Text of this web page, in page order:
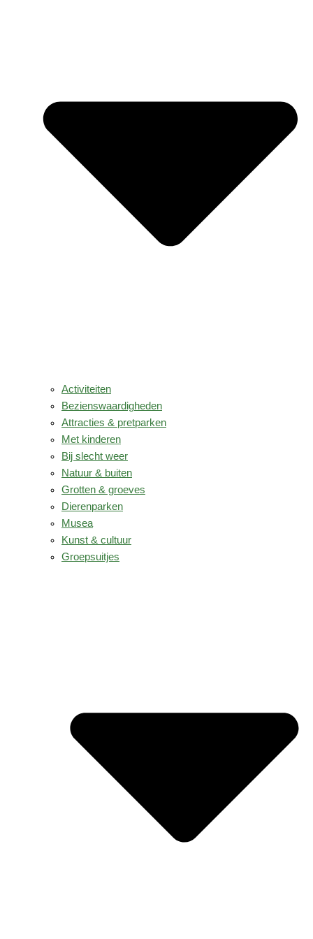
Activiteiten
Bezienswaardigheden
Attracties & pretparken
Met kinderen
Bij slecht weer
Natuur & buiten
Grotten & groeves
Dierenparken
Musea
Kunst & cultuur
Groepsuitjes